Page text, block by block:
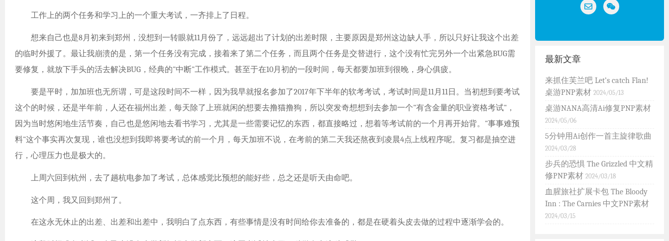
工作上的两个任务和学习上的一个重大考试，一齐排上了日程。
想来自己也是8月初来到郑州，没想到一转眼就11月份了，远远超出了计划的出差时限，主要原因是郑州这边缺人手，所以只好让我这个出差
的临时外援了。最让我崩溃的是，第一个任务没有完成，接着来了第二个任务，而且两个任务是交替进行，这个没有忙完另外一个出紧急BUG需
要修复，就放下手头的活去解决BUG，经典的"中断"工作模式。甚至于在10月初的一段时间，每天都要加班到很晚，身心俱疲。
要是平时，加加班也无所谓，可是这段时间不一样，因为我早就报名参加了2017年下半年的软考考试，考试时间是11月11日。当初想到要考试
这个的时候，还是半年前，人还在福州出差，每天除了上班就闲的想要去撸猫撸狗，所以突发奇想想到去参加一个"有含金量的职业资格考试"，
因为当时悠闲地生活节奏，自己也是悠闲地去看书学习，尤其是一些需要记忆的东西，都直接略过，想着等考试前的一个月再开始背。"事事难预
料"这个事实再次复现，谁也没想到我即将要考试的前一个月，每天加班不说，在考前的第二天我还熬夜到凌晨4点上线程序呢。复习都是抽空进
行，心理压力也是极大的。
上周六回到杭州，去了趟杭电参加了考试，总体感觉比预想的能好些，总之还是听天由命吧。
这个周，我又回到郑州了。
在这永无休止的出差、出差和出差中，我明白了点东西，有些事情是没有时间给你去准备的，都是在硬着头皮去做的过程中逐渐学会的。
最新文章
来抓住芙兰吧 Let’s catch Flan!
桌游PNP素材2024/05/13
桌游NANA高清Ai修复PNP素材
2024/05/06
5分钟用Ai创作一首主旋律歌曲
2024/03/28
步兵的恐惧 The Grizzled 中文精
修PNP素材2024/03/18
血腥旅社扩展卡包 The Bloody
Inn : The Carnies 中文PNP素材
2024/03/15